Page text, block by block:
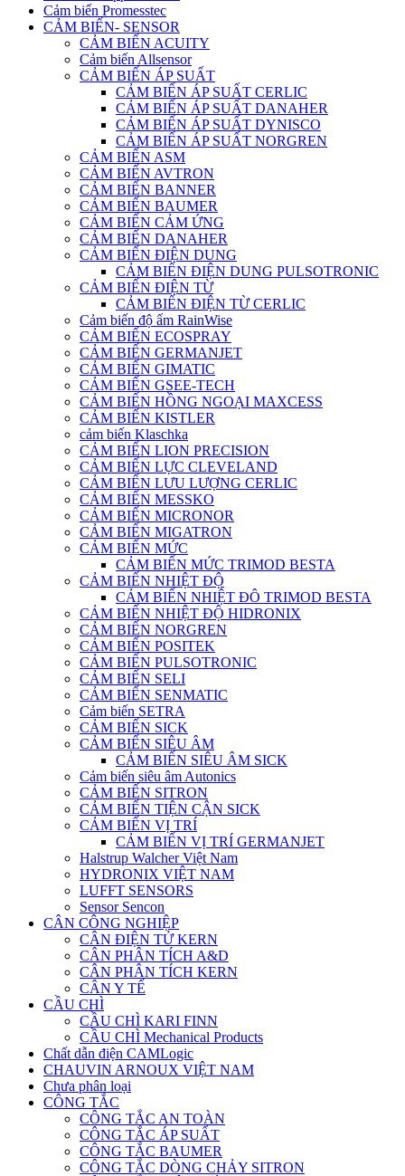
Cảm biến Promesstec
CẢM BIẾN- SENSOR
CẢM BIẾN ACUITY
Cảm biến Allsensor
CẢM BIẾN ÁP SUẤT
CẢM BIẾN ÁP SUẤT CERLIC
CẢM BIẾN ÁP SUẤT DANAHER
CẢM BIẾN ÁP SUẤT DYNISCO
CẢM BIẾN ÁP SUẤT NORGREN
CẢM BIẾN ASM
CẢM BIẾN AVTRON
CẢM BIẾN BANNER
CẢM BIẾN BAUMER
CẢM BIẾN CẢM ỨNG
CẢM BIẾN DANAHER
CẢM BIẾN ĐIỆN DUNG
CẢM BIẾN ĐIỆN DUNG PULSOTRONIC
CẢM BIẾN ĐIỆN TỪ
CẢM BIẾN ĐIỆN TỪ CERLIC
Cảm biến độ ẩm RainWise
CẢM BIẾN ECOSPRAY
CẢM BIẾN GERMANJET
CẢM BIẾN GIMATIC
CẢM BIẾN GSEE-TECH
CẢM BIẾN HỒNG NGOẠI MAXCESS
CẢM BIẾN KISTLER
cảm biến Klaschka
CẢM BIẾN LION PRECISION
CẢM BIẾN LỰC CLEVELAND
CẢM BIẾN LƯU LƯỢNG CERLIC
CẢM BIẾN MESSKO
CẢM BIẾN MICRONOR
CẢM BIẾN MIGATRON
CẢM BIẾN MỨC
CẢM BIẾN MỨC TRIMOD BESTA
CẢM BIẾN NHIỆT ĐỘ
CẢM BIẾN NHIỆT ĐÔ TRIMOD BESTA
CẢM BIẾN NHIỆT ĐỘ HIDRONIX
CẢM BIẾN NORGREN
CẢM BIẾN POSITEK
CẢM BIẾN PULSOTRONIC
CẢM BIẾN SELI
CẢM BIẾN SENMATIC
Cảm biến SETRA
CẢM BIẾN SICK
CẢM BIẾN SIÊU ÂM
CẢM BIẾN SIÊU ÂM SICK
Cảm biến siêu âm Autonics
CẢM BIẾN SITRON
CẢM BIẾN TIỆN CẬN SICK
CẢM BIẾN VỊ TRÍ
CẢM BIẾN VỊ TRÍ GERMANJET
Halstrup Walcher Việt Nam
HYDRONIX VIỆT NAM
LUFFT SENSORS
Sensor Sencon
CÂN CÔNG NGHIỆP
CÂN ĐIỆN TỬ KERN
CÂN PHÂN TÍCH A&D
CÂN PHÂN TÍCH KERN
CÂN Y TẾ
CẦU CHÌ
CẦU CHÌ KARI FINN
CẦU CHÌ Mechanical Products
Chất dẫn điện CAMLogic
CHAUVIN ARNOUX VIỆT NAM
Chưa phân loại
CÔNG TẮC
CÔNG TẮC AN TOÀN
CÔNG TẮC ÁP SUẤT
CÔNG TẮC BAUMER
CÔNG TẮC DÒNG CHẢY SITRON